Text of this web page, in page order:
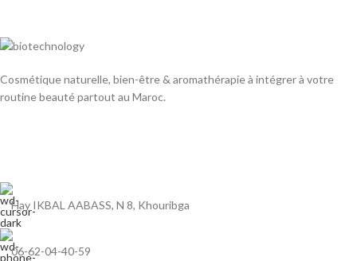
Cosmétique naturelle, bien-être & aromathérapie à intégrer à votre
routine beauté partout au Maroc.
Hay IKBAL AABASS, N 8, Khouribga
06-62-04-40-59